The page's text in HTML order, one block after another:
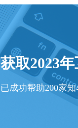
获取2023
已成功帮助200家